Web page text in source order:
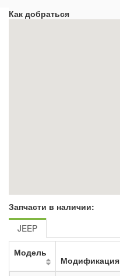
Как добраться
Запчасти в наличии:
JEEP
Модель
Модификация